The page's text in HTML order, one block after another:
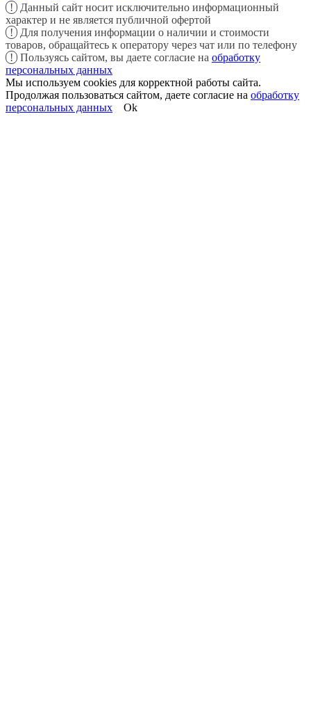
!
Данный сайт носит исключительно информационный
характер и не является публичной офертой
!
Для получения информации о наличии и стоимости
товаров, обращайтесь к оператору через чат или по телефону
!
Пользуясь сайтом, вы даете согласие на обработку
персональных данных
Мы используем cookies для корректной работы сайта.
Продолжая пользоваться сайтом, даете согласие на обработку
персональных данных
Ok